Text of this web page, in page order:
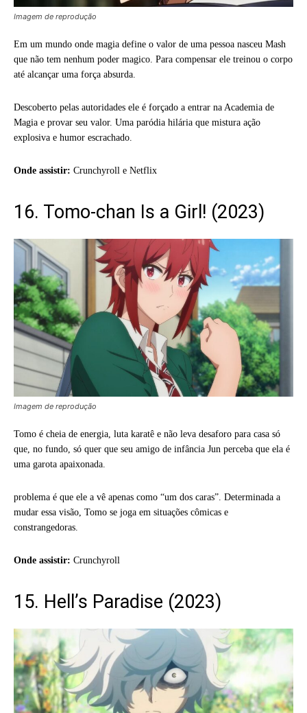
Imagem de reprodução
Em um mundo onde magia define o valor de uma pessoa nasceu Mash
que não tem nenhum poder magico. Para compensar ele treinou o corpo
até alcançar uma força absurda.
Descoberto pelas autoridades ele é forçado a entrar na Academia de
Magia e provar seu valor. Uma paródia hilária que mistura ação
explosiva e humor escrachado.
Onde assistir: Crunchyroll e Netflix
16. Tomo-chan Is a Girl! (2023)
Imagem de reprodução
Tomo é cheia de energia, luta karatê e não leva desaforo para casa só
que, no fundo, só quer que seu amigo de infância Jun perceba que ela é
uma garota apaixonada.
problema é que ele a vê apenas como “um dos caras”. Determinada a
mudar essa visão, Tomo se joga em situações cômicas e
constrangedoras.
Onde assistir: Crunchyroll
15. Hell’s Paradise (2023)